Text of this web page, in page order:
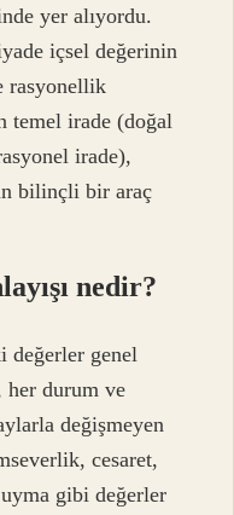
yer alıyordu.
içsel değerinin
rasyonellik
temel irade (doğal
irade),
bilinçli bir araç
nedir?
değerler genel
her durum ve
değişmeyen
cesaret,
gibi değerler